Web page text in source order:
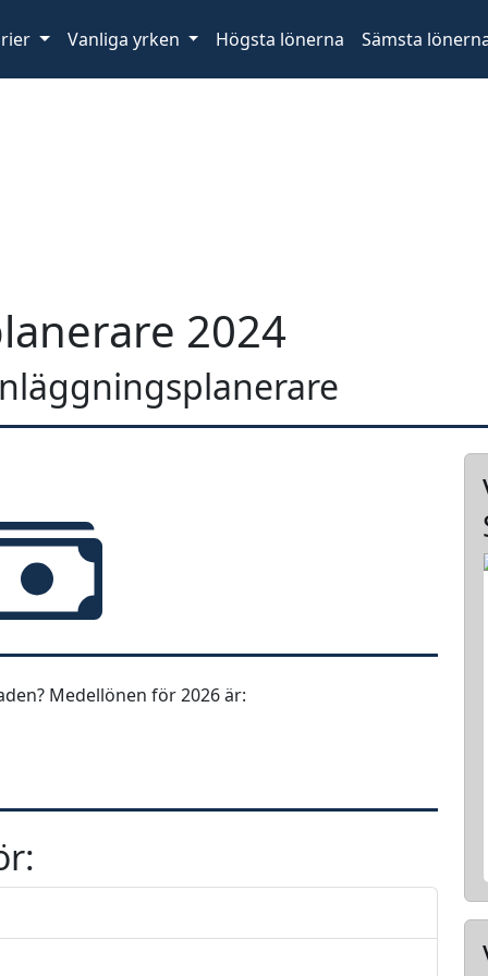
Vanliga yrken Högsta lönerna Sämsta
2024
Medellönen för 2026 är: